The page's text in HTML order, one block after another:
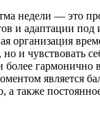
недели — это
и адаптации под
организация
но и чувствовать
более гармонично
является
а также